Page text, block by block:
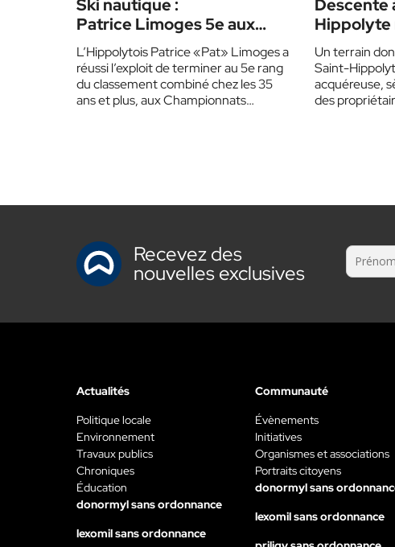
Ski nautique :
Patrice Limoges 5e aux
Mondiaux de ski nautique
L’Hippolytois Patrice «Pat» Limoges a
réussi l’exploit de terminer au 5e rang
du classement combiné chez les 35
ans et plus, aux Championnats
Descente
Hippolyte
d’accès
Un terrain
Saint-
acquéreuse,
des
Recevez des
nouvelles exclusives
Actualités
Politique locale
Environnement
Travaux publics
Chroniques
Éducation
donormyl sans ordonnance
lexomil sans ordonnance
Communauté
Évènements
Initiatives
Organismes et associations
Portraits citoyens
donormyl sans
lexomil sans ordonnance